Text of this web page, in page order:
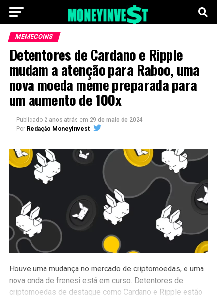
MEMECOINS
Detentores de Cardano e Ripple
mudam a atenção para Raboo, uma
nova moeda meme preparada para
um aumento de 100x
Publicado 2 anos atrás em 29 de maio de 2024
Por Redação MoneyInvest
Houve uma mudança no mercado de criptomoedas, e uma
nova onda de frenesi está em curso. Detentores de
criptomoedas de destaque como Cardano e Ripple estão